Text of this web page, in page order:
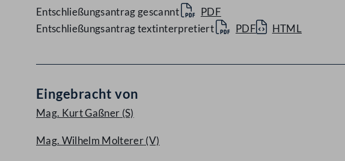
Entschließungsantrag gescannt
PDF
Entschließungsantrag textinterpretiert
PDF HTML
Eingebracht von
Mag. Kurt Gaßner (S)
Mag. Wilhelm Molterer(V)